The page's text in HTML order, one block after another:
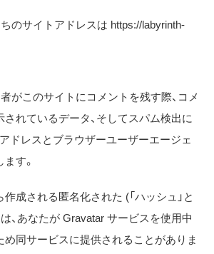
のサイトアドレスは https://labyrinth-
がこのサイトにコメントを残す際、コメ
れているデータ、そしてスパム検出に
ドレスとブラウザーユーザーエージェ
す。
成される匿名化された (「ハッシュ」と
、あなたが Gravatar サービスを使用中
め同サービスに提供されることがありま